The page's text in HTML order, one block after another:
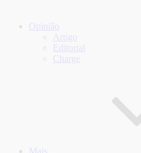
Opinião
Artigo
Editorial
Charge
Mais